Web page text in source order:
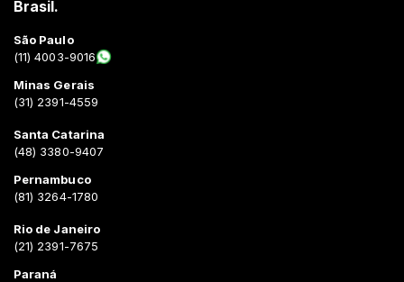
Brasil.
São Paulo
(11) 4003-9016
Minas Gerais
(31) 2391-4559
Santa Catarina
(48) 3380-9407
Pernambuco
(81) 3264-1780
Rio de Janeiro
(21) 2391-7675
Paraná